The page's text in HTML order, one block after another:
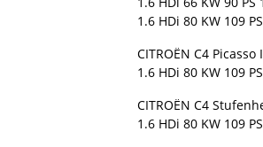
1.6 HDi 80 KW 109
CITROËN C4 Picasso
1.6 HDi 80 KW 109
CITROËN C4
1.6 HDi 80 KW 109